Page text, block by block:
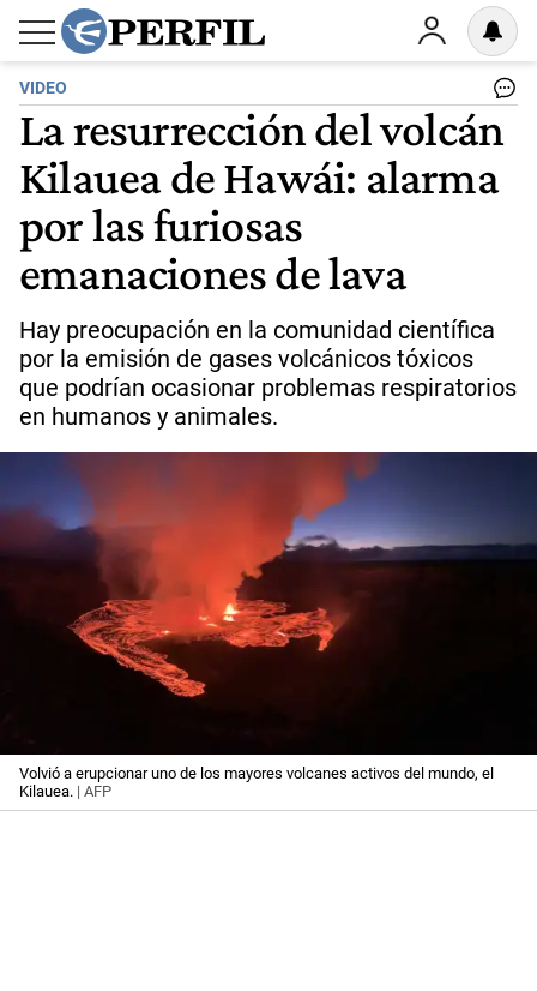
VIDEO
La resurrección del volcán
Kilauea de Hawái: alarma
por las furiosas
emanaciones de lava
Hay preocupación en la comunidad científica
por la emisión de gases volcánicos tóxicos
que podrían ocasionar problemas respiratorios
en humanos y animales.
Volvió a erupcionar uno de los mayores volcanes activos del mundo, el
Kilauea. | AFP